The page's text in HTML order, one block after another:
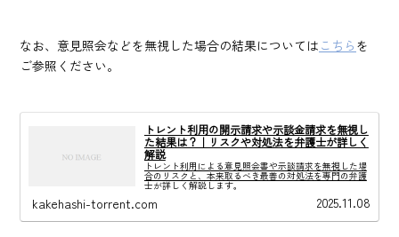
なお、意見照会などを無視した場合の結果については こちら を
ご参照ください。
トレント利用の開示請求や示談金請求を無視し
た結果は？｜リスクや対処法を弁護士が詳しく
解説
トレント利用による意見照会書や示談請求を無視した場
合のリスクと、本来取るべき最善の対処法を専門の弁護
士が詳しく解説します。
kakehashi-torrent.com 2025.11.08